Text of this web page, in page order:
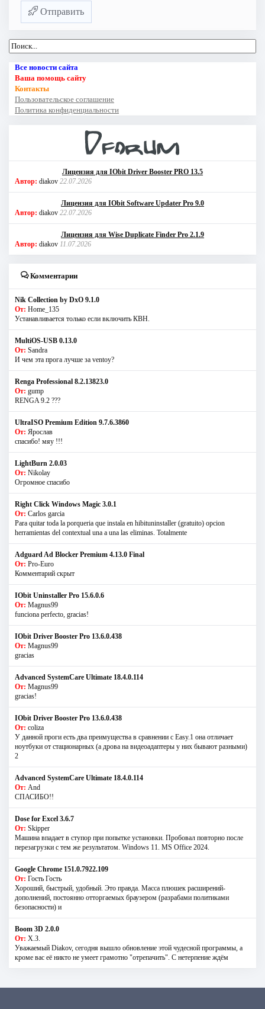
Отправить
Все новости сайта
Ваша помощь сайту
Контакты
Пользовательское соглашение
Политика конфиденциальности
Лицензия для IObit Driver Booster PRO 13.5
Автор: diakov 22.07.2026
Лицензия для IObit Software Updater Pro 9.0
Автор: diakov 22.07.2026
Лицензия для Wise Duplicate Finder Pro 2.1.9
Автор: diakov 11.07.2026
Комментарии
Nik Collection by DxO 9.1.0
От: Home_135
Устанавливается только если включить КВН.
MultiOS-USB 0.13.0
От: Sandra
И чем эта прога лучше за ventoy?
Renga Professional 8.2.13823.0
От: gump
RENGA 9.2 ???
UltraISO Premium Edition 9.7.6.3860
От: Ярослав
спасибо! мяу !!!
LightBurn 2.0.03
От: Nikolay
Огромное спасибо
Right Click Windows Magic 3.0.1
От: Carlos garcia
Para quitar toda la porqueria que instala en hibituninstaller (gratuito) opcion
herramientas del contextual una a una las eliminas. Totalmente
Adguard Ad Blocker Premium 4.13.0 Final
От: Pro-Euro
Комментарий скрыт
IObit Uninstaller Pro 15.6.0.6
От: Magnus99
funciona perfecto, gracias!
IObit Driver Booster Pro 13.6.0.438
От: Magnus99
gracias
Advanced SystemCare Ultimate 18.4.0.114
От: Magnus99
gracias!
IObit Driver Booster Pro 13.6.0.438
От: coliza
У данной проги есть два преимущества в сравнении с Easy.1 она отличает
ноутбуки от стационарных (а дрова на видеоадаптеры у них бывают разными)
2
Advanced SystemCare Ultimate 18.4.0.114
От: And
СПАСИБО!!
Dose for Excel 3.6.7
От: Skipper
Машина впадает в ступор при попытке установки. Пробовал повторно после
перезагрузки с тем же результатом. Windows 11. MS Offiсe 2024.
Google Chrome 151.0.7922.109
От: Гость Гость
Хороший, быстрый, удобный. Это правда. Масса плюшек расширений-
дополнений, постоянно отторгаемых браузером (разрабами политиками
безопасности) и
Boom 3D 2.0.0
От: Х.З.
Уважаемый Diakov, сегодня вышло обновление этой чудесной программы, а
кроме вас её никто не умеет грамотно "отрепачить". С нетерпение ждём